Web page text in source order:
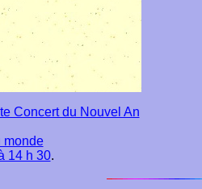
Concert du Nouvel An
monde
14 h 30.